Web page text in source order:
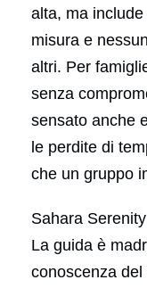
alta, ma
misura e
altri. Per
senza
sensato anche
le perdite di
che un gruppo
Sahara
La guida è
conoscenza del